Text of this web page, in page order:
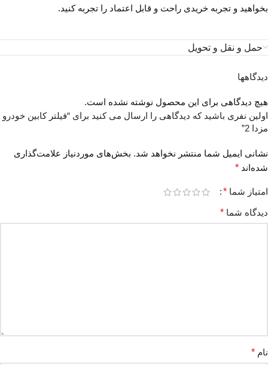
بخواهید و تجربه خریدی راحت و قابل اعتماد را تجربه کنید.
حمل و نقل و تحویل
دیدگاهها
هیچ دیدگاهی برای این محصول نوشته نشده است.
اولین نفری باشید که دیدگاهی را ارسال می کنید برای “فیلتر کابین خودرو
مزدا 2”
نشانی ایمیل شما منتشر نخواهد شد. بخش‌های موردنیاز علامت‌گذاری
شده‌اند *
امتیاز شما *
دیدگاه شما *
نام *